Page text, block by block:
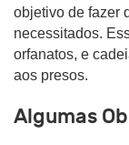
objetivo de fazer
necessitados.
orfanatos, e
aos presos.
Algumas